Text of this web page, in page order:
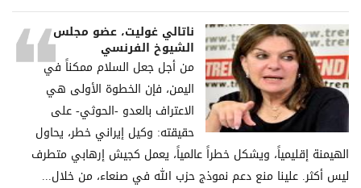
ناتالي غوليت، عضو مجلس
الشيوخ الفرنسي
من أجل جعل السلام ممكناً في
اليمن، فإن الخطوة الأولى هي
الاعتراف بالعدو -الحوثي- على
حقيقته: وكيل إيراني خطر، يحاول
الهيمنة إقليمياً، ويشكل خطراً عالمياً، يعمل كجيش إرهابي متطرف
ليس أكثر. علينا منع دعم نموذج حزب الله في صنعاء، من خلال...